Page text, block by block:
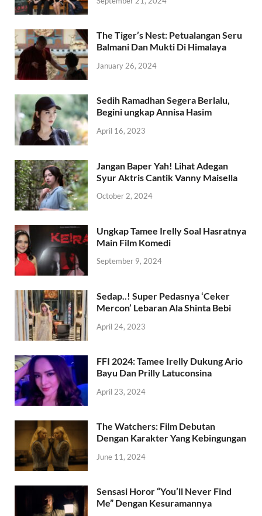
The Tiger’s Nest: Petualangan Seru
Balmani Dan Mukti Di Himalaya
January 26, 2024
Sedih Ramadhan Segera Berlalu,
Begini ungkap Annisa Hasim
April 16, 2023
Jangan Baper Yah! Lihat Adegan
Syur Aktris Cantik Vanny Maisella
October 2, 2024
Ungkap Tamee Irelly Soal Hasratnya
Main Film Komedi
September 9, 2024
Sedap..! Super Pedasnya ‘Ceker
Mercon’ Lebaran Ala Shinta Bebi
April 24, 2023
FFI 2024: Tamee Irelly Dukung Ario
Bayu Dan Prilly Latuconsina
April 23, 2024
The Watchers: Film Debutan
Dengan Karakter Yang Kebingungan
June 11, 2024
Sensasi Horor “You’ll Never Find
Me” Dengan Kesuramannya